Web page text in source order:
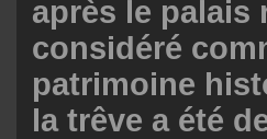
après le palais
considéré
patrimoine
la trêve a été